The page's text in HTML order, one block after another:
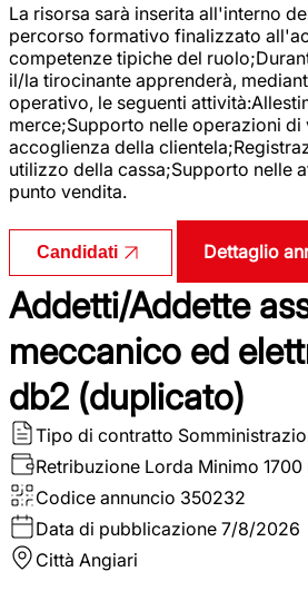
La risorsa sarà inserita all'interno
percorso formativo finalizzato
competenze tipiche del
il/la tirocinante apprenderà,
operativo, le seguenti
merce;Supporto nelle operazioni di
accoglienza della
utilizzo della cassa;Supporto nelle
punto vendita.
Candidati Dettaglio
Addetti/Addette
meccanico ed
db2 (duplicato)
Tipo di contratto
Retribuzione Lorda Minimo 1700
Codice annuncio 350232
Data di pubblicazione 7/8/2026
Città Angiari